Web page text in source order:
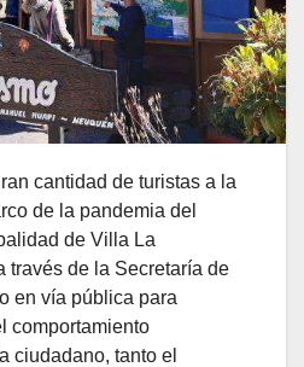
cantidad de turistas a la
de la pandemia del
de Villa La
través de la Secretaría de
en vía pública para
comportamiento
ciudadano, tanto el